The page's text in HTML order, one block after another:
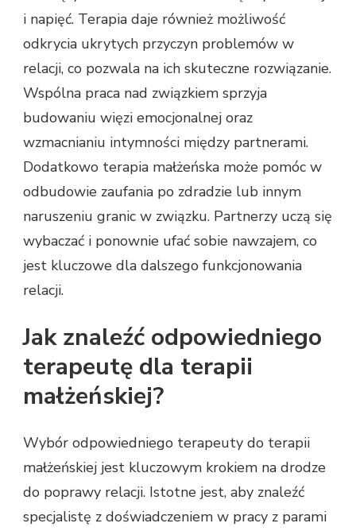
i napięć. Terapia daje również możliwość
odkrycia ukrytych przyczyn problemów w
relacji, co pozwala na ich skuteczne rozwiązanie.
Wspólna praca nad związkiem sprzyja
budowaniu więzi emocjonalnej oraz
wzmacnianiu intymności między partnerami.
Dodatkowo terapia małżeńska może pomóc w
odbudowie zaufania po zdradzie lub innym
naruszeniu granic w związku. Partnerzy uczą się
wybaczać i ponownie ufać sobie nawzajem, co
jest kluczowe dla dalszego funkcjonowania
relacji.
Jak znaleźć odpowiedniego
terapeutę dla terapii
małżeńskiej?
Wybór odpowiedniego terapeuty do terapii
małżeńskiej jest kluczowym krokiem na drodze
do poprawy relacji. Istotne jest, aby znaleźć
specjalistę z doświadczeniem w pracy z parami